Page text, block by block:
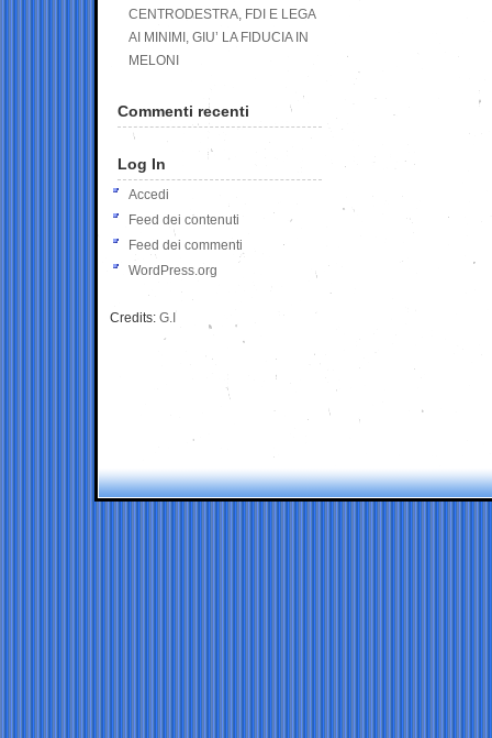
CENTRODESTRA, FDI E LEGA
AI MINIMI, GIU’ LA FIDUCIA IN
MELONI
Commenti recenti
Log In
Accedi
Feed dei contenuti
Feed dei commenti
WordPress.org
Credits: G.I